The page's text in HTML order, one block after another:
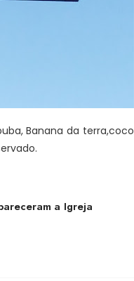
Banana da terra,coco
a Igreja